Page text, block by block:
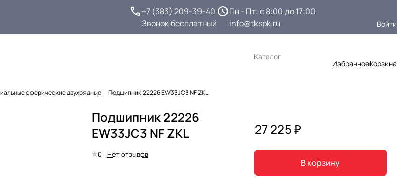
+7 (383) 209-39-40
Звонок бесплатный
Пн - Пт: с 8:00 до 17:00
info@tkspk.ru
Войти
Каталог
ИзбранноеКорзина
сферические двухрядные Подшипник 22226 EW33JC3 NF ZKL
Подшипник 22226
EW33JC3 NF ZKL
0 Нет отзывов
27 225 ₽
В корзину